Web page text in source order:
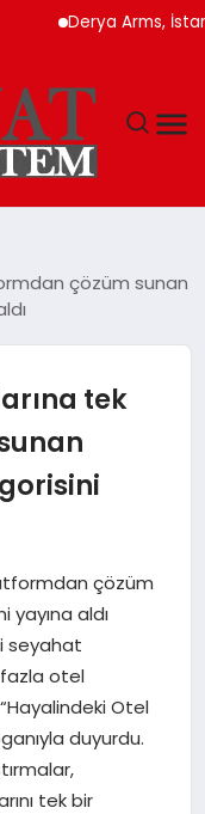
Derya Arms,
çözüm sunan
tek
çözüm
aldı
seyahat
otel
Otel
duyurdu.
tek bir